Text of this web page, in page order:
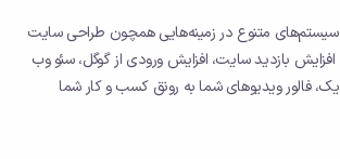
سیستم‌های متنوع در زمینه‌هایی همچون طراحی سایت
افزایش بازدید سایت، افزایش ورودی از گوگل، سئو وب
فالور ویدیوهای شما به رونق کسب و کار شما